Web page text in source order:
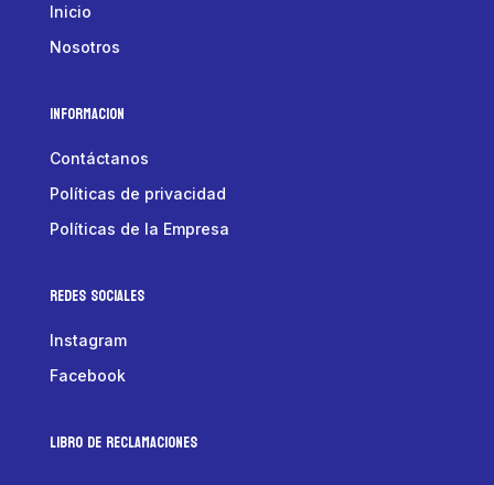
Inicio
Nosotros
Informacion
Contáctanos
Políticas de privacidad
Políticas de la Empresa
Redes Sociales
Instagram
Facebook
LIBRO DE RECLAMACIONES